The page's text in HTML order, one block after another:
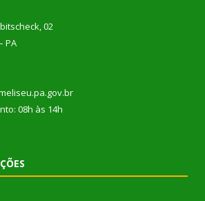
02
PA
08h às 14h